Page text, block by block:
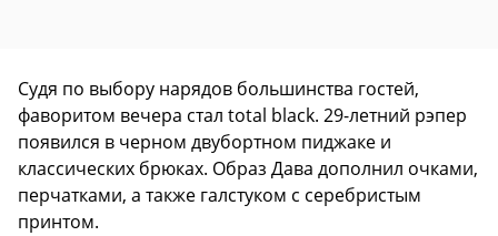
Судя по выбору нарядов большинства гостей,
фаворитом вечера стал total black. 29-летний рэпер
появился в черном двубортном пиджаке и
классических брюках. Образ Дава дополнил очками,
перчатками, а также галстуком с серебристым
принтом.